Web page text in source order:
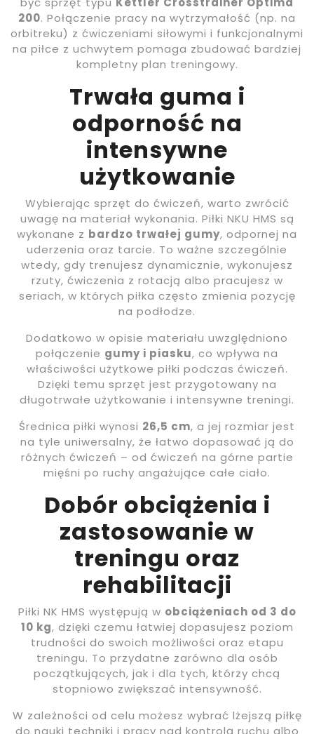
200. Połączenie pracy na wytrzymałość (np. na
orbitreku) z ćwiczeniami siłowymi i funkcjonalnymi
na piłce z uchwytem pomaga zbudować bardziej
kompletny plan treningowy.
Trwała guma i
odporność na
intensywne
użytkowanie
Wybierając sprzęt do ćwiczeń, warto zwrócić
uwagę na materiał wykonania. Piłki NKU HMS są
wykonane z bardzo trwałej gumy, odpornej na
uderzenia oraz tarcie. To ważne szczególnie
wtedy, gdy trenujesz dynamicznie, wykonujesz
rzuty, ćwiczenia z rotacją albo pracujesz w
seriach, w których piłka często zmienia pozycję
na podłodze.
Dodatkowo w opisie materiału uwzględniono
połączenie gumy i piasku, co wpływa na
właściwości użytkowe piłki podczas ćwiczeń.
Dzięki temu sprzęt jest przygotowany na
długotrwałe użytkowanie i intensywne treningi.
Średnica piłki wynosi 26,5 cm, a jej rozmiar jest
na tyle uniwersalny, że łatwo dopasować ją do
różnych ćwiczeń – od ćwiczeń na górne partie
mięśni po ruchy angażujące całe ciało.
Dobór obciążenia i
zastosowanie w
treningu oraz
rehabilitacji
Piłki NK HMS występują w obciążeniach od 3 do
10 kg, dzięki czemu łatwiej dopasujesz poziom
trudności do swoich możliwości oraz etapu
treningu. To przydatne zarówno dla osób
początkujących, jak i dla tych, którzy chcą
stopniowo zwiększać intensywność.
W zależności od celu możesz wybrać lżejszą piłkę
do nauki techniki i pracy nad kontrolą ruchu albo